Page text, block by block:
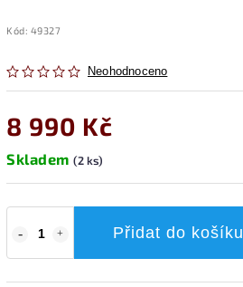
Kód: 49327
Neohodnoceno
8 990 Kč
Skladem (2 ks)
Přidat do košíku